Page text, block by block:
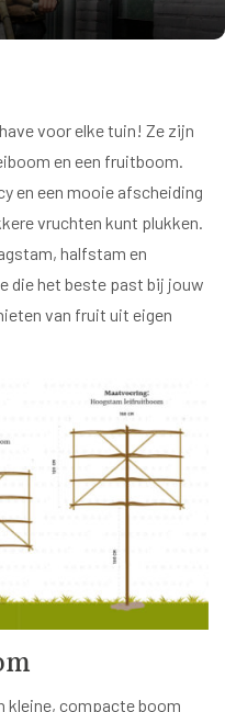
voor elke tuin! Ze zijn
en een fruitboom.
en een mooie afscheiding
vruchten kunt plukken.
halfstam en
die het beste past bij jouw
van fruit uit eigen
kleine, compacte boom